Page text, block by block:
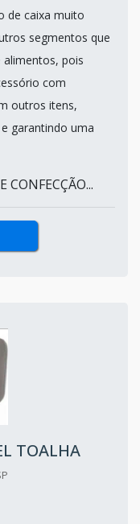
de caixa muito
segmentos que
pois
com
outros itens,
garantindo uma
CONFECÇÃO...
TOALHA